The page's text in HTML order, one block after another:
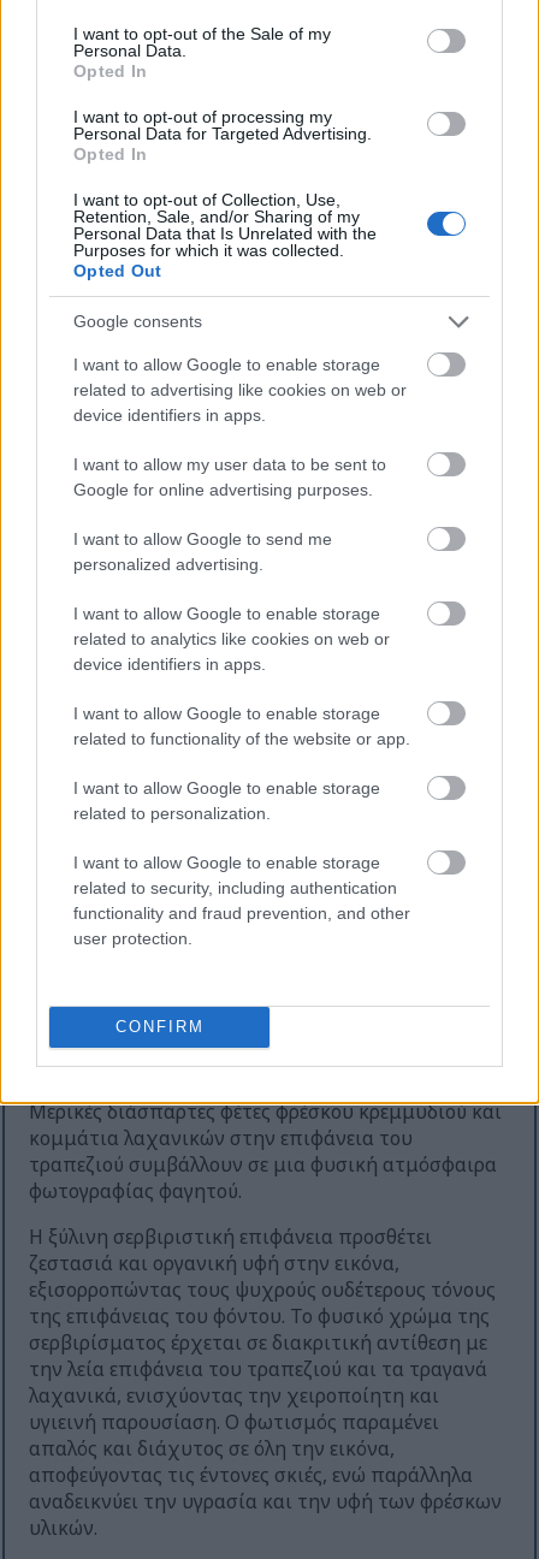
consent section.
I want to opt-out of the Sale of my
Personal Data.
Opted In
I want to opt-out of processing my
Personal Data for Targeted Advertising.
Opted In
I want to opt-out of Collection, Use,
Retention, Sale, and/or Sharing of my
Personal Data that Is Unrelated with the
Purposes for which it was collected.
Opted Out
Google consents
I want to allow Google to enable storage
related to advertising like cookies on web or
device identifiers in apps.
I want to allow my user data to be sent to
Google for online advertising purposes.
I want to allow Google to send me
personalized advertising.
I want to allow Google to enable storage
related to analytics like cookies on web or
device identifiers in apps.
I want to allow Google to enable storage
related to functionality of the website or app.
I want to allow Google to enable storage
related to personalization.
I want to allow Google to enable storage
related to security, including authentication
functionality and fraud prevention, and other
user protection.
CONFIRM
στοιχεία του φόντου.
Τα τυλιχτά μαρουλιού είναι διατεταγμένα
δημιουργώντας μια οπτικά δυναμική σύνθεση που
τραβάει το βλέμμα του θεατή φυσικά από το
γενναιόδωρα γεμάτο με έναν ζωντανό συνδυασμό
υγιεινών συστατικών. Οι γεμίσεις περιλαμβάνουν
χρυσοκαφέ καρυκευμένο τόφου με ελαφρώς
τραγανή εξωτερική επιφάνεια, ψιλοκομμένο μωβ
λάχανο, λεπτές λωρίδες καρότου, ψιλοκομμένες
κόκκινες πιπεριές, κομμάτια κρεμώδους αβοκάντο,
φέτες φρέσκου κρεμμυδιού και διάσπαρτους
σπόρους σουσαμιού. Η ποικιλία των χρωμάτων
δημιουργεί μια εντυπωσιακή αντίθεση με τα
φρεσκάδα και τη θρεπτική του αξία.
ενυδατωμένο, με ορατή υφή και απαλές πτυχώσεις
που αγκαλιάζουν φυσικά τις γεμίσεις. Το φωτεινό
συνολικά υγιή και αναζωογονητικό οπτικό τόνο
της εικόνας. Οι γεμίσεις είναι καλλιτεχνικά
στρωμένες για να παρέχουν οπτικό βάθος και
αφθονία, κάνοντας τα περιτυλίγματα να φαίνονται
χορταστικά ενώ παράλληλα παραμένουν ελαφριά
και θρεπτικά. Μικροσκοπικές λεπτομέρειες όπως
σουσάμι, ψιλοκομμένα βότανα και γυαλιστερές
επιφάνειες λαχανικών προσθέτουν ρεαλισμό και
απτικό πλούτο στη σκηνή.
Στο βάθος, ελαφρώς εκτός εστίασης, βρίσκεται ένα
μικρό μπολ με κρεμώδη σάλτσα βουτήματος,
γαρνιρισμένο με μαύρους και λευκούς σπόρους
σουσαμιού. Η σάλτσα εισάγει ένα επιπλέον ζεστό
συμπληρωματικές γεύσεις χωρίς να αποσπά την
προσοχή από το κύριο θέμα. Οι κοντινές φέτες λάιμ
Μερικές διάσπαρτες φέτες φρέσκου κρεμμυδιού και
κομμάτια λαχανικών στην επιφάνεια του
τραπεζιού συμβάλλουν σε μια φυσική ατμόσφαιρα
φωτογραφίας φαγητού.
Η ξύλινη σερβιριστική επιφάνεια προσθέτει
ζεστασιά και οργανική υφή στην εικόνα,
εξισορροπώντας τους ψυχρούς ουδέτερους τόνους
της επιφάνειας του φόντου. Το φυσικό χρώμα της
σερβιρίσματος έρχεται σε διακριτική αντίθεση με
την λεία επιφάνεια του τραπεζιού και τα τραγανά
λαχανικά, ενισχύοντας την χειροποίητη και
υγιεινή παρουσίαση. Ο φωτισμός παραμένει
απαλός και διάχυτος σε όλη την εικόνα,
αποφεύγοντας τις έντονες σκιές, ενώ παράλληλα
αναδεικνύει την υγρασία και την υφή των φρέσκων
υλικών.